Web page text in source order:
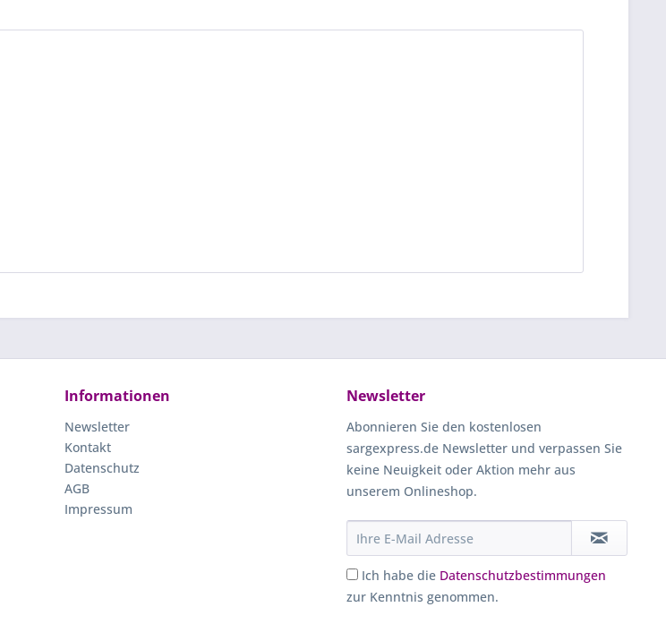
Informationen
Newsletter
Kontakt
Datenschutz
AGB
Impressum
Newsletter
Abonnieren Sie den kostenlosen
sargexpress.de Newsletter und verpassen Sie
keine Neuigkeit oder Aktion mehr aus
unserem Onlineshop.
Ich habe die Datenschutzbestimmungen
zur Kenntnis genommen.